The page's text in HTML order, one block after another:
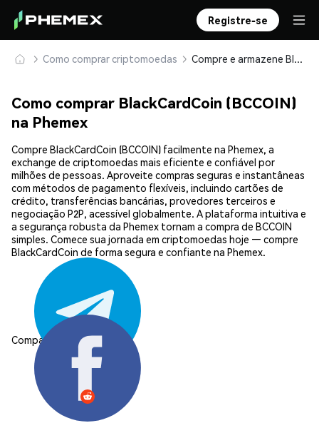
Registre-se
Como comprar criptomoedas Compre e armazene BlackCardCoin (BCCOIN) com segurança
Como comprar BlackCardCoin (BCCOIN)
na Phemex
Compre BlackCardCoin (BCCOIN) facilmente na Phemex, a
exchange de criptomoedas mais eficiente e confiável por
milhões de pessoas. Aproveite compras seguras e instantâneas
com métodos de pagamento flexíveis, incluindo cartões de
crédito, transferências bancárias, provedores terceiros e
negociação P2P, acessível globalmente. A plataforma intuitiva e
a segurança robusta da Phemex tornam a compra de BCCOIN
simples. Comece sua jornada em criptomoedas hoje — compre
BlackCardCoin de forma segura e confiante na Phemex.
Compartilhar: